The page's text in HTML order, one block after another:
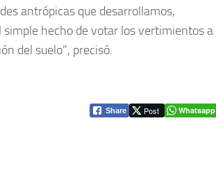
antrópicas que desarrollamos,
hecho de votar los vertimientos a
del suelo”, precisó.
Share Post Whatsapp